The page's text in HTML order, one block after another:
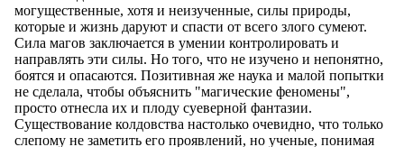
могущественные, хотя и неизученные, силы природы,
которые и жизнь даруют и спасти от всего злого сумеют.
Сила магов заключается в умении контролировать и
направлять эти силы. Но того, что не изучено и непонятно,
боятся и опасаются. Позитивная же наука и малой попытки
не сделала, чтобы объяснить "магические феномены",
просто отнесла их и плоду суеверной фантазии.
Существование колдовства настолько очевидно, что только
слепому не заметить его проявлений, но ученые, понимая